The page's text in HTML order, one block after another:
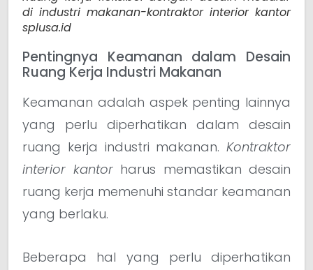
di industri makanan-kontraktor interior kantor
splusa.id
Pentingnya Keamanan dalam Desain
Ruang Kerja Industri Makanan
Keamanan adalah aspek penting lainnya
yang perlu diperhatikan dalam desain
ruang kerja industri makanan. Kontraktor
interior kantorharus memastikan desain
ruang kerja memenuhi standar keamanan
yang berlaku.
Beberapa hal yang perlu diperhatikan